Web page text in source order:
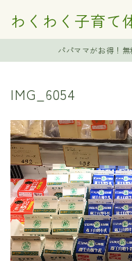
わくわく子育て
パパママがお得！
IMG_6054